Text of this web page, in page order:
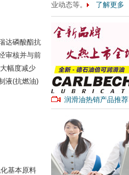
达磷酸酯抗
审核并与前
幅度减少
液(抗燃油)
基本原料
业动态等。
了解更多
润滑油热销产品推荐